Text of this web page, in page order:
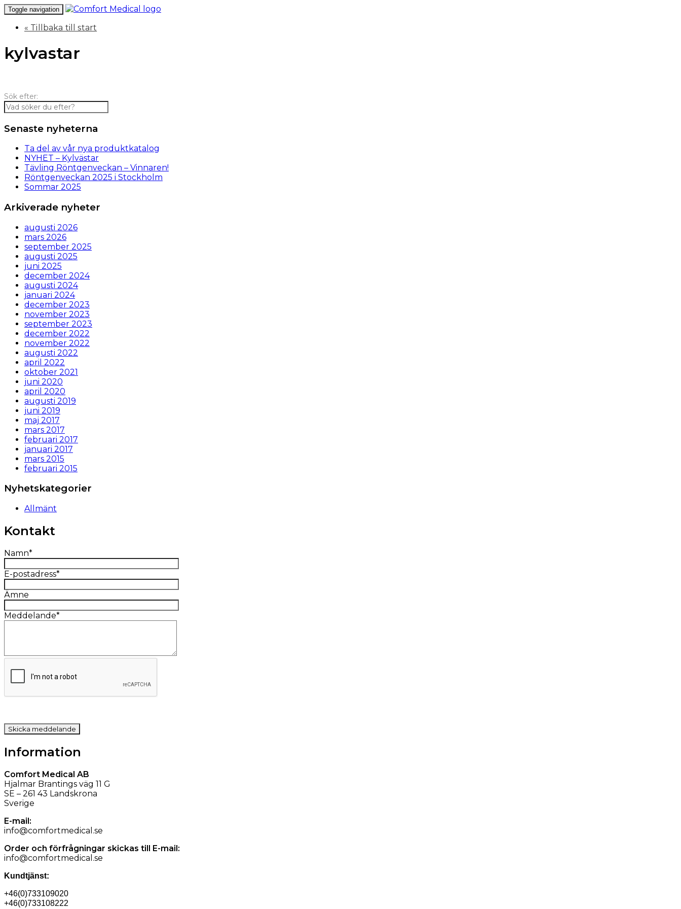
Toggle navigation
« Tillbaka till start
kylvastar
Sök efter:
Senaste nyheterna
Ta del av vår nya produktkatalog
NYHET – Kylvästar
Tävling Röntgenveckan – Vinnaren!
Röntgenveckan 2025 i Stockholm
Sommar 2025
Arkiverade nyheter
augusti 2026
mars 2026
september 2025
augusti 2025
juni 2025
december 2024
augusti 2024
januari 2024
december 2023
november 2023
september 2023
december 2022
november 2022
augusti 2022
april 2022
oktober 2021
juni 2020
april 2020
augusti 2019
juni 2019
maj 2017
mars 2017
februari 2017
januari 2017
mars 2015
februari 2015
Nyhetskategorier
Allmänt
Kontakt
Namn*
E-postadress*
Ämne
Meddelande*
Information
Comfort Medical AB
Hjalmar Brantings väg 11 G
SE – 261 43 Landskrona
Sverige
E-mail:
info@comfortmedical.se
Order och förfrågningar skickas till E-mail:
info@comfortmedical.se
Kundtjänst:
+46(0)733109020
+46(0)733108222